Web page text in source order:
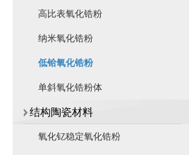
高比表氧化锆粉
纳米氧化锆粉
低铪氧化锆粉
单斜氧化锆粉体
结构陶瓷材料
氧化钇稳定氧化锆粉